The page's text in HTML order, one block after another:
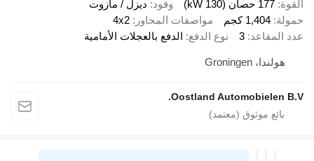
177 حصان (130 kW) وقود
ديزل / مازوت
1,404 كجم مواصفات المحاور 4x2
المقاعد 3 نوع الدفع الدفع بالعجلات الأمامية
هولندا، Groningen
Oostland Automobielen